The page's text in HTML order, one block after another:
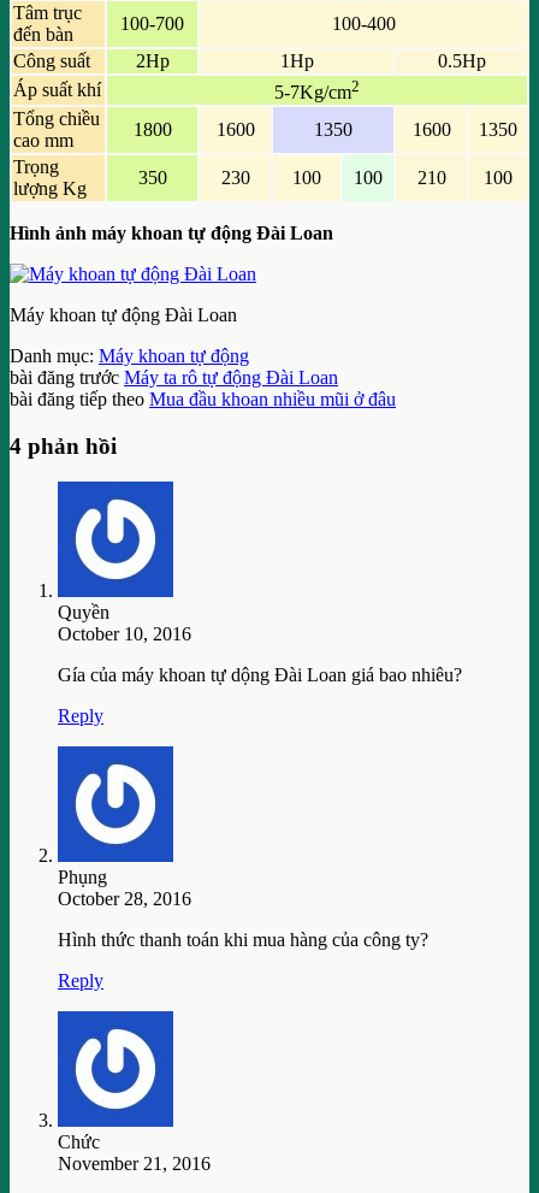
Tâm trục
đến bàn
100-700
100-400
Công suất
2Hp 1Hp
0.5Hp
Áp suất khí
5-7Kg/cm2
Tổng chiều
cao mm
1800 1600 1350 1600
1350
Trọng
lượng Kg
350 230 100 100 210 100
Hình ảnh máy khoan tự động Đài Loan
Máy khoan tự động Đài Loan
Danh mục: Máy khoan tự động
bài đăng trước Máy ta rô tự động Đài Loan
bài đăng tiếp theo Mua đầu khoan nhiều mũi ở đâu
4 phản hồi
Quyền
October 10, 2016
Gía của máy khoan tự dộng Đài Loan giá bao nhiêu?
Reply
Phụng
October 28, 2016
Hình thức thanh toán khi mua hàng của công ty?
Reply
Chức
November 21, 2016